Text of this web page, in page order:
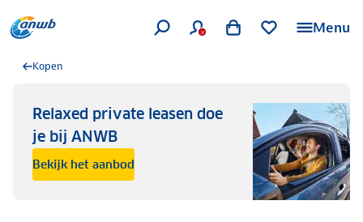
Menu
Kopen
Relaxed private leasen doe
je bij ANWB
Bekijk het aanbod